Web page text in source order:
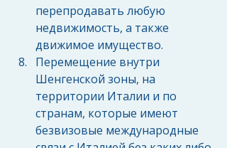
перепродавать любую
недвижимость, а также
движимое имущество.
Перемещение внутри
Шенгенской зоны, на
территории Италии и по
странам, которые имеют
безвизовые международные